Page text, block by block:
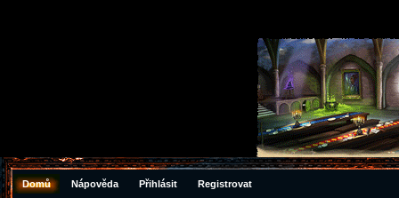
Domů Nápověda Přihlásit Registrovat